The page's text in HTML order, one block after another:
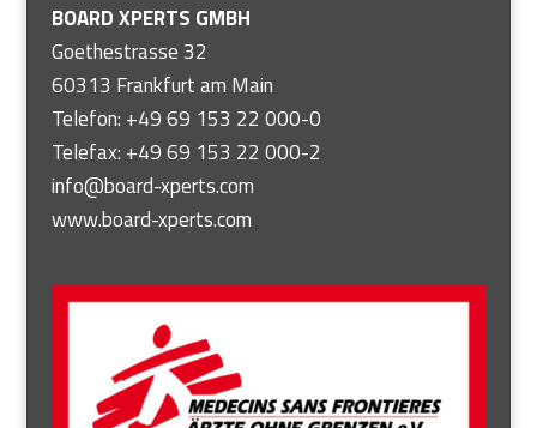
BOARD XPERTS GMBH
Goethestrasse 32
60313 Frankfurt am Main
Telefon: +49 69 153 22 000-0
Telefax: +49 69 153 22 000-2
info@board-xperts.com
www.board-xperts.com